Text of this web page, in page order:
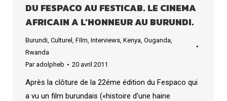
DU FESPACO AU FESTICAB. LE CINEMA
AFRICAIN A L’HONNEUR AU BURUNDI.
Burundi Culturel Film Interviews Kenya Ouganda
Rwanda
Paradolpheb 20 avril 2011
Après la clôture de la 22éme édition du Fespaco qui
a vu un film burundais («histoire d’une haine